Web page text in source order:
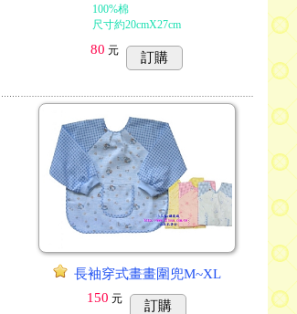
100%棉
尺寸約20cmX27cm
80 元 訂購
長袖穿式畫畫圍兜M~XL
150 元 訂購